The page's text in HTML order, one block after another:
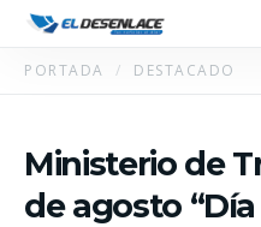
PORTADA DESTACADO
Ministerio de
de agosto